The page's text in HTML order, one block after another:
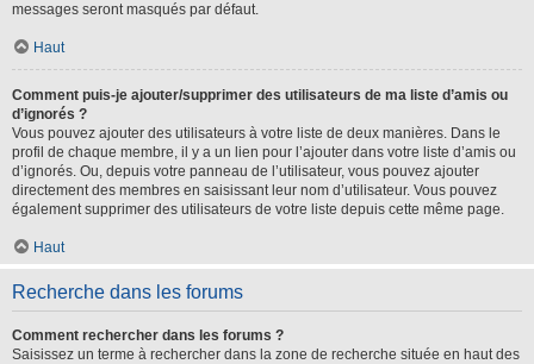
messages seront masqués par défaut.
Haut
Comment puis-je ajouter/supprimer des utilisateurs de ma liste d’amis ou
d’ignorés ?
Vous pouvez ajouter des utilisateurs à votre liste de deux manières. Dans le
profil de chaque membre, il y a un lien pour l’ajouter dans votre liste d’amis ou
d’ignorés. Ou, depuis votre panneau de l’utilisateur, vous pouvez ajouter
directement des membres en saisissant leur nom d’utilisateur. Vous pouvez
également supprimer des utilisateurs de votre liste depuis cette même page.
Haut
Recherche dans les forums
Comment rechercher dans les forums ?
Saisissez un terme à rechercher dans la zone de recherche située en haut des